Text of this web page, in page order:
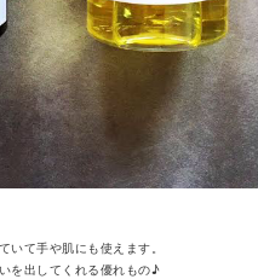
いて手や肌にも使えます。
を出してくれる優れもの♪